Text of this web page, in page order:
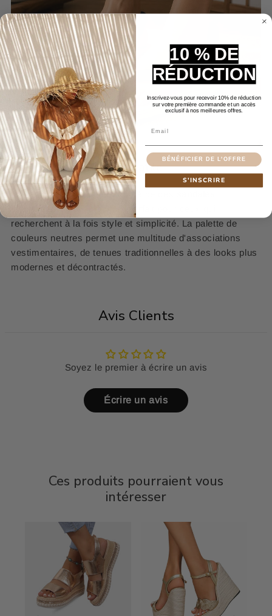
Design Élégant et Versatile
Le design minimaliste et épuré de ces
japonaisesen fait un choix parfait pour ceux qui
recherchent à la fois style et simplicité. La palette de
couleurs neutres permet une multitude d'associations
vestimentaires, de tenues traditionnelles à des looks plus
modernes et décontractés.
Avis Clients
Soyez le premier à écrire un avis
Écrire un avis
Ces produits pourraient vous
intéresser
10 % DE
RÉDUCTION
Inscrivez-vous pour recevoir 10% de réduction
sur votre première commande et un accès
exclusif à nos meilleures offres.
BÉNÉFICIER DE L'OFFRE
S'INSCRIRE